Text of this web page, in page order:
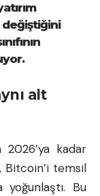
alt
2026’ya kadar
Bitcoin’i temsil
Bu